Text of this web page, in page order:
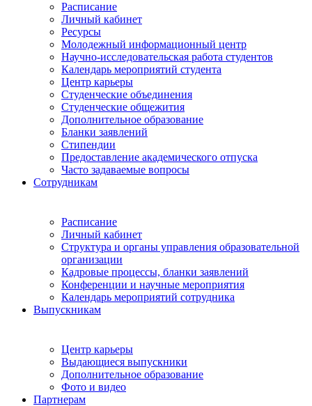
Расписание
Личный кабинет
Ресурсы
Молодежный информационный центр
Научно-исследовательская работа студентов
Календарь мероприятий студента
Центр карьеры
Студенческие объединения
Студенческие общежития
Дополнительное образование
Бланки заявлений
Стипендии
Предоставление академического отпуска
Часто задаваемые вопросы
Сотрудникам
Расписание
Личный кабинет
Структура и органы управления образовательной
организации
Кадровые процессы, бланки заявлений
Конференции и научные мероприятия
Календарь мероприятий сотрудника
Выпускникам
Центр карьеры
Выдающиеся выпускники
Дополнительное образование
Фото и видео
Партнерам